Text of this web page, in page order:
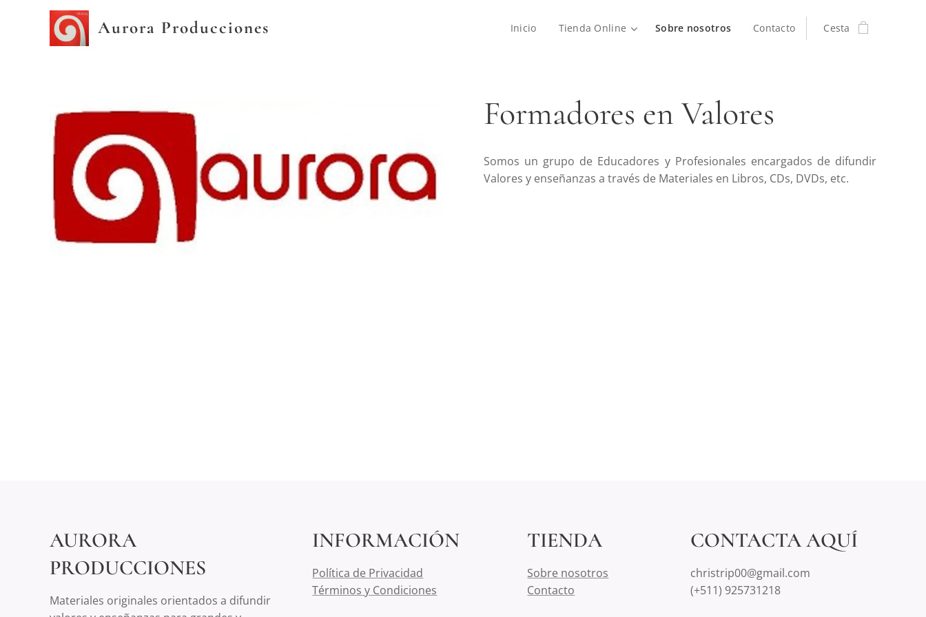
Aurora Producciones Inicio Tienda Online Sobre nosotros Contacto Cesta
Formadores en Valores
Somos un grupo de Educadores y Profesionales encargados de difundir
Valores y enseñanzas a través de Materiales en Libros, CDs, DVDs, etc.
AURORA
PRODUCCIONES
Materiales originales orientados a difundir
INFORMACIÓN
Política de Privacidad
Términos y Condiciones
TIENDA
Sobre nosotros
Contacto
CONTACTA AQUÍ
christrip00@gmail.com
(+511) 925731218